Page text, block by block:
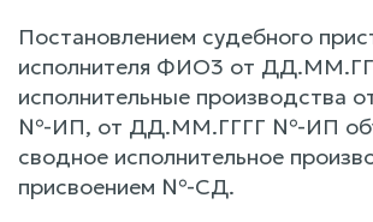
Постановлением судебного
исполнителя ФИО3 от
исполнительные производства
№-ИП, от ДД.ММ.ГГГГ №-ИП
сводное исполнительное
присвоением №-СД.